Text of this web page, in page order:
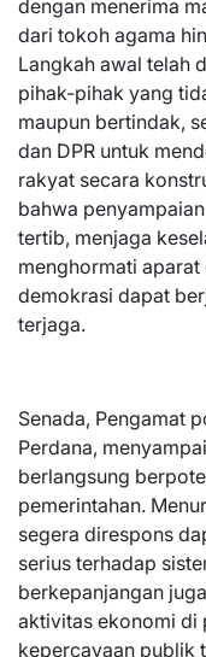
dengan menerima
dari tokoh agama
Langkah awal telah
pihak-pihak yang
maupun bertindak,
dan DPR untuk
rakyat secara
bahwa
tertib, menjaga
menghormati
demokrasi dapat
terjaga.
Senada, Pengamat
Perdana,
berlangsung
pemerintahan.
segera direspons
serius terhadap
berkepanjangan
aktivitas ekonomi di
kepercayaan publik